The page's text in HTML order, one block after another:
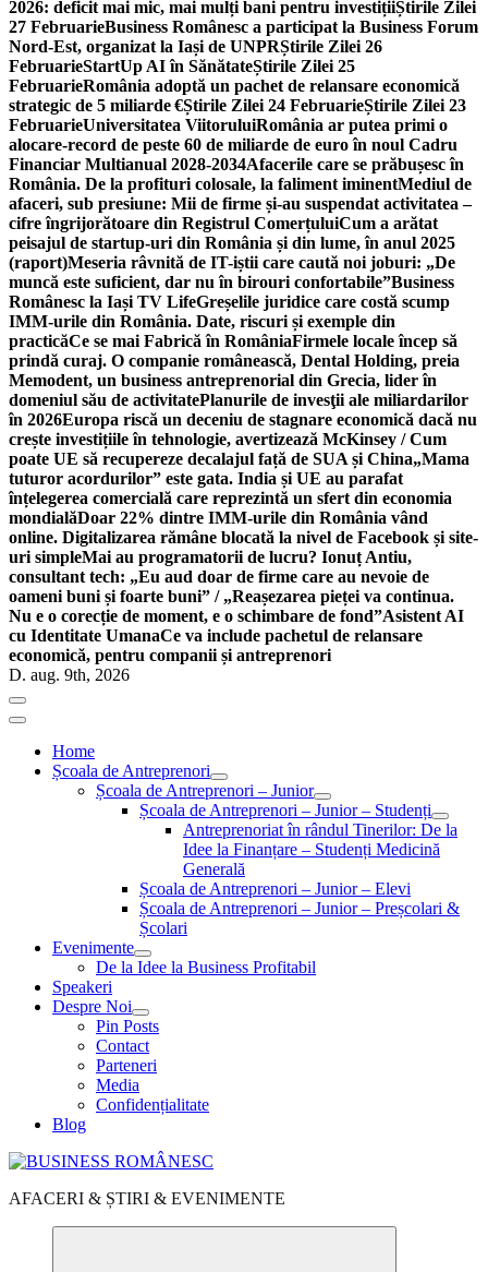
2026: deficit mai mic, mai mulți bani pentru investițiiȘtirile Zilei
27 FebruarieBusiness Românesc a participat la Business Forum
Nord-Est, organizat la Iași de UNPRȘtirile Zilei 26
FebruarieStartUp AI în SănătateȘtirile Zilei 25
FebruarieRomânia adoptă un pachet de relansare economică
strategic de 5 miliarde €Știrile Zilei 24 FebruarieȘtirile Zilei 23
FebruarieUniversitatea ViitoruluiRomânia ar putea primi o
alocare-record de peste 60 de miliarde de euro în noul Cadru
Financiar Multianual 2028-2034Afacerile care se prăbușesc în
România. De la profituri colosale, la faliment iminentMediul de
afaceri, sub presiune: Mii de firme și-au suspendat activitatea –
cifre îngrijorătoare din Registrul ComerțuluiCum a arătat
peisajul de startup-uri din România și din lume, în anul 2025
(raport)Meseria râvnită de IT-iștii care caută noi joburi: „De
muncă este suficient, dar nu în birouri confortabile”Business
Românesc la Iași TV LifeGreșelile juridice care costă scump
IMM-urile din România. Date, riscuri și exemple din
practicăCe se mai Fabrică în RomâniaFirmele locale încep să
prindă curaj. O companie românească, Dental Holding, preia
Memodent, un business antreprenorial din Grecia, lider în
domeniul său de activitatePlanurile de invesţii ale miliardarilor
în 2026Europa riscă un deceniu de stagnare economică dacă nu
crește investițiile în tehnologie, avertizează McKinsey / Cum
poate UE să recupereze decalajul față de SUA și China„Mama
tuturor acordurilor” este gata. India și UE au parafat
înțelegerea comercială care reprezintă un sfert din economia
mondialăDoar 22% dintre IMM-urile din România vând
online. Digitalizarea rămâne blocată la nivel de Facebook și site-
uri simpleMai au programatorii de lucru? Ionuț Antiu,
consultant tech: „Eu aud doar de firme care au nevoie de
oameni buni și foarte buni” / „Reașezarea pieței va continua.
Nu e o corecție de moment, e o schimbare de fond”Asistent AI
cu Identitate UmanaCe va include pachetul de relansare
economică, pentru companii și antreprenori
D. aug. 9th, 2026
Home
Școala de Antreprenori
Școala de Antreprenori – Junior
Școala de Antreprenori – Junior – Studenți
Antreprenoriat în rândul Tinerilor: De la
Idee la Finanțare – Studenți Medicină
Generală
Școala de Antreprenori – Junior – Elevi
Școala de Antreprenori – Junior – Preșcolari &
Școlari
Evenimente
De la Idee la Business Profitabil
Speakeri
Despre Noi
Pin Posts
Contact
Parteneri
Media
Confidențialitate
Blog
AFACERI & ȘTIRI & EVENIMENTE